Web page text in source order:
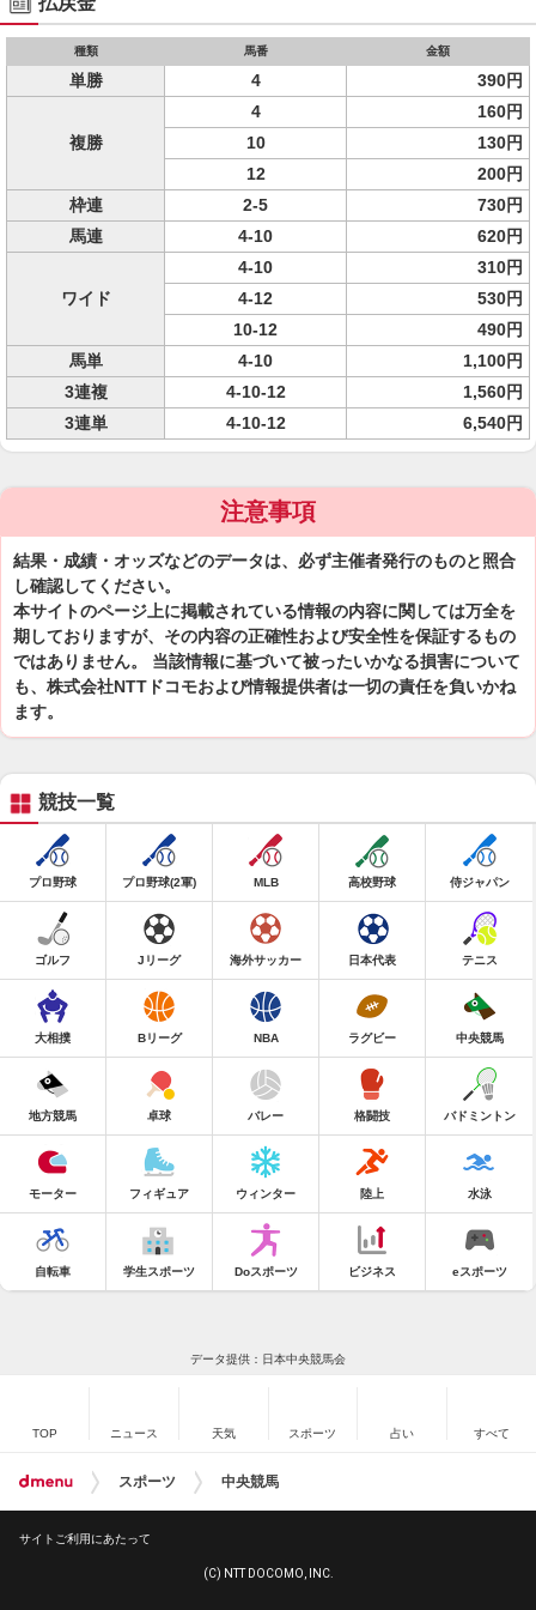
種類 馬番 金額
単勝 4 390円
複勝
4
160円
10
130円
12
200円
枠連
2-5
730円
馬連
4-10 620円
ワイド
4-10
310円
4-12
530円
10-12
490円
馬単
4-10
1,100円
3連複
4-10-12
1,560円
3連単
4-10-12 6,540円
注意事項
結果・成績・オッズなどのデータは、必ず主催者発行のものと照合
し確認してください。
本サイトのページ上に掲載されている情報の内容に関しては万全を
期しておりますが、その内容の正確性および安全性を保証するもの
ではありません。 当該情報に基づいて被ったいかなる損害について
も、株式会社NTTドコモおよび情報提供者は一切の責任を負いかね
ます。
競技一覧
プロ野球 プロ野球(2軍) MLB 高校野球 侍ジャパン
ゴルフ Jリーグ 海外サッカー 日本代表 テニス
大相撲 Bリーグ NBA ラグビー 中央競馬
地方競馬 卓球 バレー 格闘技 バドミントン
モーター フィギュア ウィンター 陸上 水泳
自転車 学生スポーツ Doスポーツ ビジネス eスポーツ
データ提供：日本中央競馬会
TOP ニュース 天気 スポーツ 占い すべて
スポーツ 中央競馬
サイトご利用にあたって
(C) NTT DOCOMO, INC.